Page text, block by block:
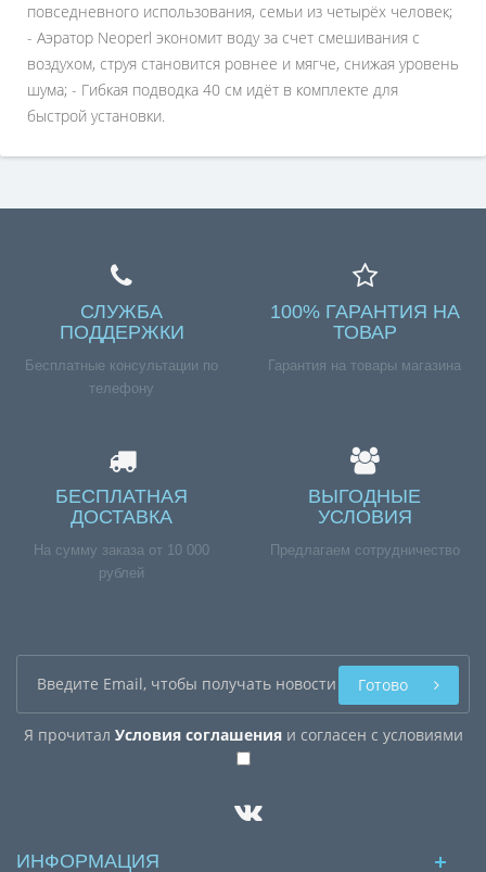
повседневного использования, семьи из четырёх человек;
- Аэратор Neoperl экономит воду за счет смешивания с
воздухом, струя становится ровнее и мягче, снижая уровень
шума; - Гибкая подводка 40 см идёт в комплекте для
быстрой установки.
СЛУЖБА
ПОДДЕРЖКИ
Бесплатные консультации по
телефону
100% ГАРАНТИЯ НА
ТОВАР
Гарантия на товары магазина
БЕСПЛАТНАЯ
ДОСТАВКА
На сумму заказа от 10 000
рублей
ВЫГОДНЫЕ
УСЛОВИЯ
Предлагаем сотрудничество
Я прочитал Условия соглашенияи согласен с условиями
Готово
ИНФОРМАЦИЯ